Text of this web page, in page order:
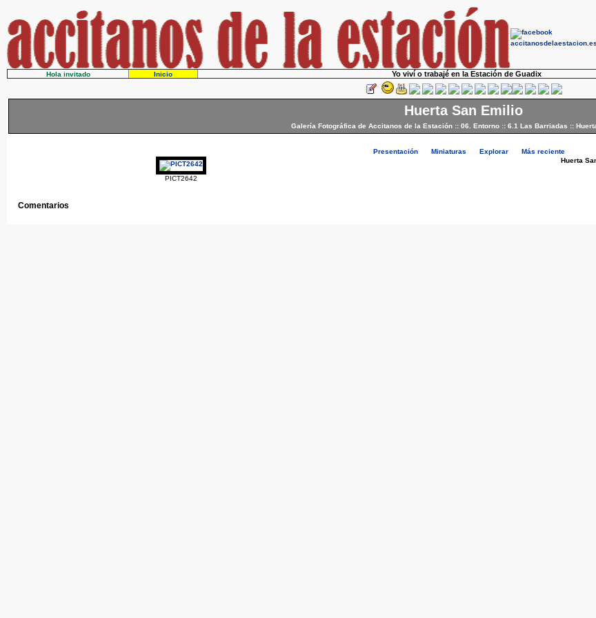
Hola invitado Inicio Yo viví o trabajé en la Estación de Guadix
Huerta San Emilio
Galería Fotográfica de Accitanos de la Estación:: 06. Entorno:: 6.1 Las Barriadas ::
Presentación Miniaturas Explorar Más reciente
PICT2642
Huerta
Comentarios